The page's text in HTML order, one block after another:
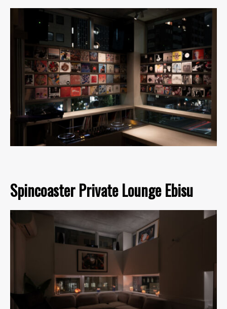
Spincoaster Private Lounge Ebisu